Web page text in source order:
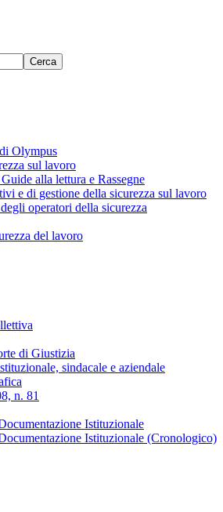
Cerca
Olympus
sul lavoro
alla lettura e Rassegne
e di gestione della sicurezza sul lavoro
operatori della sicurezza
del lavoro
di Giustizia
sindacale e aziendale
n. 81
Istituzionale
Istituzionale (Cronologico)